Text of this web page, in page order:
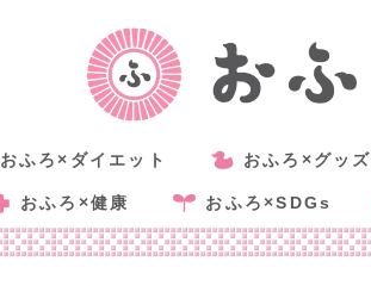
おふろ×ダイエット おふろ×グッズ
おふろ×健康 おふろ×SDGs